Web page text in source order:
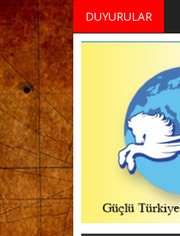
DUYURULAR
MERKEZİMİZ BÜNYESİNDE YETİŞTİRİLMEK ÜZERE GÖNÜLLÜ ÜLKE MASASI UZMANI VE UZMAN ADAYLARI ARIYORUZ